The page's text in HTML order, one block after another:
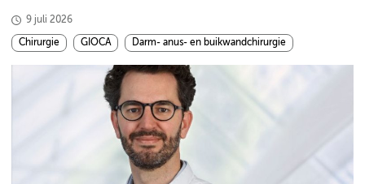
9 juli 2026
Chirurgie GIOCA Darm- anus- en buikwandchirurgie